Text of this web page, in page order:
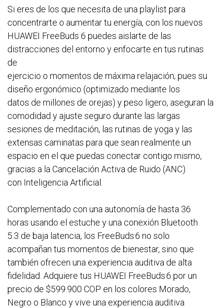
Si eres de los que necesita de una playlist para
concentrarte o aumentar tu energía, con los nuevos
HUAWEI FreeBuds 6 puedes aislarte de las
distracciones del entorno y enfocarte en tus rutinas
de
ejercicio o momentos de máxima relajación; pues su
diseño ergonómico (optimizado mediante los
datos de millones de orejas) y peso ligero, aseguran la
comodidad y ajuste seguro durante las largas
sesiones de meditación, las rutinas de yoga y las
extensas caminatas para que sean realmente un
espacio en el que puedas conectar contigo mismo,
gracias a la Cancelación Activa de Ruido (ANC)
con Inteligencia Artificial.
Complementado con una autonomía de hasta 36
horas usando el estuche y una conexión Bluetooth
5.3 de baja latencia, los FreeBuds 6 no solo
acompañan tus momentos de bienestar, sino que
también ofrecen una experiencia auditiva de alta
fidelidad. Adquiere tus HUAWEI FreeBuds 6 por un
precio de $599.900 COP en los colores Morado,
Negro o Blanco y vive una experiencia auditiva